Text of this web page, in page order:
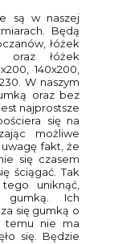
są w naszej
Będą
łóżek
oraz łóżek
140x200,
W naszym
oraz bez
najprostsze
się na
możliwe
fakt, że
się czasem
ściągać. Tak
uniknąć,
gumką. Ich
się gumką o
temu nie ma
się. Będzie